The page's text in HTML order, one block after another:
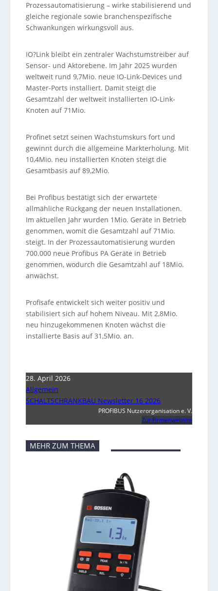
Prozessautomatisierung – wirke stabilisierend und
gleiche regionale sowie branchenspezifische
Schwankungen wirkungsvoll aus.
IO?Link bleibt ein zentraler Wachstumstreiber auf
Sensor- und Aktorebene. Im Jahr 2025 wurden
weltweit rund 9,7Mio. neue IO-Link-Devices und
Master-Ports installiert. Damit steigt die
Gesamtzahl der weltweit installierten IO-Link-
Knoten auf 71Mio.
Profinet setzt seinen Wachstumskurs fort und
gewinnt durch die allgemeine Markterholung. Mit
10,4Mio. neu installierten Knoten steigt die
Gesamtbasis auf 89,2Mio.
Bei Profibus bestätigt sich der erwartete
allmähliche Rückgang der neuen Installationen.
Im aktuellen Jahr wurden 1Mio. Geräte in Betrieb
genommen, womit die Gesamtzahl auf 71Mio.
steigt. In der Prozessautomatisierung wurden
700.000 neue Profibus PA Geräte in Betrieb
genommen, wodurch die Gesamtzahl auf 18Mio.
anwächst.
Profisafe entwickelt sich weiter positiv und
stabilisiert sich auf hohem Niveau. Mit 2,8Mio.
neu hinzugekommenen Knoten wächst die
installierte Basis auf 31,5Mio. an.
28. April 2026
Allgemein
SCHALTSCHRANKBAU Newsletter 16 2026
PROFIBUS Nutzerorganisation e. V.
Zur Firmenwebsite
MEHR ZUM THEMA